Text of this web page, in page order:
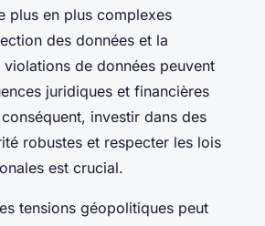
plus en plus complexes
des données et la
de données peuvent
juridiques et financières
investir dans des
robustes et respecter les lois
est crucial.
tensions géopolitiques peut